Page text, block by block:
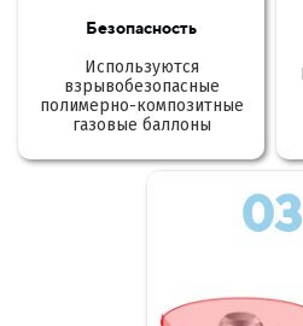
Безопасность
Используются
взрывобезопасные
полимерно-композитные
газовые баллоны
03